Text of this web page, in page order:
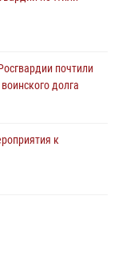
почтили
долга
к